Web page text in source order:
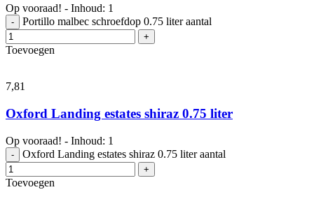
Op vooraad! - Inhoud: 1
- Portillo malbec schroefdop 0.75 liter aantal
+
Toevoegen
7,81
Oxford Landing estates shiraz 0.75 liter
Op vooraad! - Inhoud: 1
- Oxford Landing estates shiraz 0.75 liter aantal
+
Toevoegen